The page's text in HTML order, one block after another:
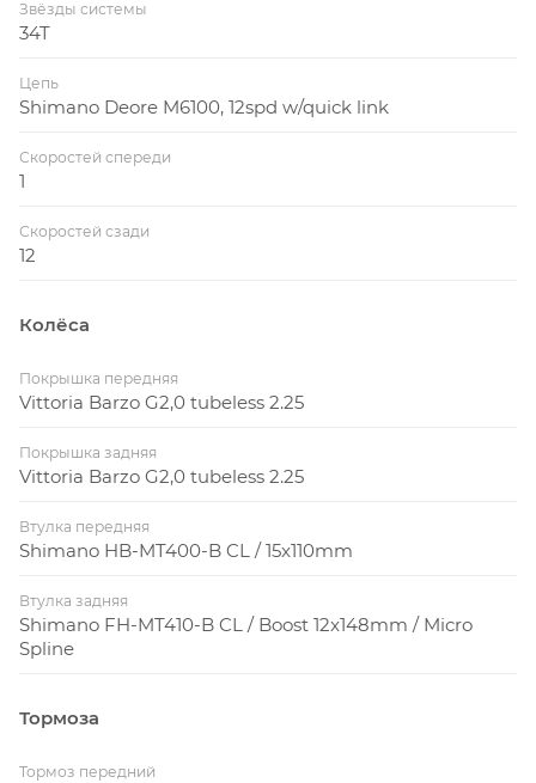
Звёзды системы
34T
Цепь
Shimano Deore M6100, 12spd w/quick link
Скоростей спереди
1
Скоростей сзади
12
Колёса
Покрышка передняя
Vittoria Barzo G2,0 tubeless 2.25
Покрышка задняя
Vittoria Barzo G2,0 tubeless 2.25
Втулка передняя
Shimano HB-MT400-B CL / 15x110mm
Втулка задняя
Shimano FH-MT410-B CL / Boost 12x148mm / Micro
Spline
Тормоза
Тормоз передний